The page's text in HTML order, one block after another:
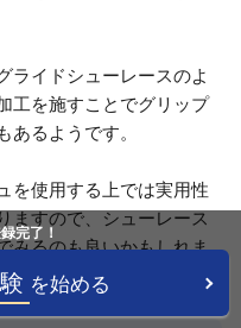
ライドシューレースのよ
工を施すことでグリップ
あるようです。
を使用する上では実用性
ますので、シューレース
みるのも良いかもしれま
完了！
を始める